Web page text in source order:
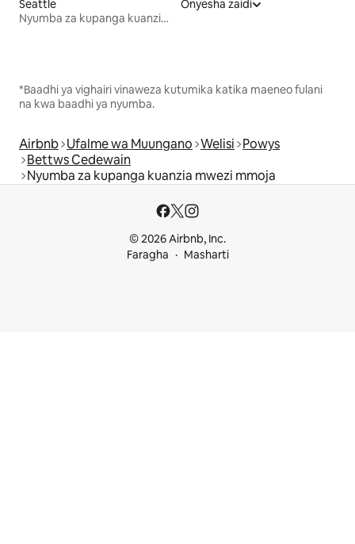
Seattle
Nyumba za kupanga kuanzia mwezi mmoja
Onyesha zaidi
*Baadhi ya vighairi vinaweza kutumika katika maeneo fulani
na kwa baadhi ya nyumba.
Airbnb Ufalme wa Muungano Welisi Powys
Bettws Cedewain
Nyumba za kupanga kuanzia mwezi mmoja
© 2026 Airbnb, Inc.
Faragha
Masharti